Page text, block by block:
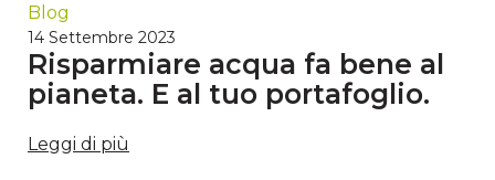
Blog
14 Settembre 2023
Risparmiare acqua fa bene al
pianeta. E al tuo portafoglio.
Leggi di più